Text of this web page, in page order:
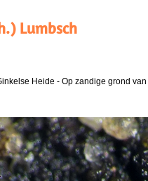
Lumbsch
Heide - Op zandige grond